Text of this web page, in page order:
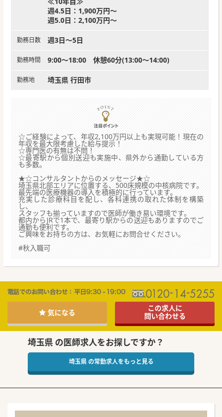
週4.5日：1,900万円～
週5.0日：2,100万円～
勤務日数 週3日～5日
勤務時間 9:00～18:00 休憩60分(13:00～14:00)
勤務地 埼玉県 行田市
☆ご経験によって、年収2,100万円以上も実現可能！現在の
年収を最大限考慮した給与提示！
☆専門医の有無は不問！
☆最寄駅から個別送迎も実施中、県外から通勤している方
も多数。
★☆コンサルタントからのメッセージ★☆
埼玉県北部エリアに位置する、500床規模の中核病院です。
最先端の医療機器の導入を積極的に行っています。
充実した診療科目を配し、各科連携の取れた体制を構築
し、
スタッフも揃っていますので医師が働き易い環境です。
都内からJRで1本で、最寄り駅からの送迎もありますのでご
通勤も便利です。
ご興味をお持ちの方は、お気軽にお問合せください。
#秋入職可
気になる
この求人に
問い合わせる
埼玉県 の医師求人をお探しですか？
埼玉県 の常勤求人をもっと見る